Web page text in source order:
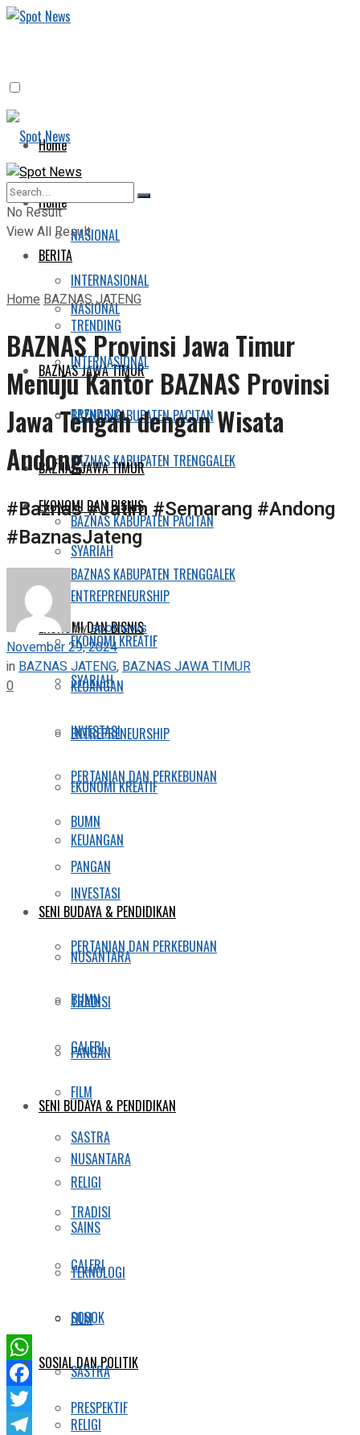
Home
BERITA
NASIONAL
INTERNASIONAL
TRENDING
BAZNAS JAWA TIMUR
BAZNAS KABUPATEN PACITAN
BAZNAS KABUPATEN TRENGGALEK
EKONOMI DAN BISNIS
SYARIAH
ENTREPRENEURSHIP
EKONOMI KREATIF
KEUANGAN
INVESTASI
PERTANIAN DAN PERKEBUNAN
BUMN
PANGAN
SENI BUDAYA & PENDIDIKAN
NUSANTARA
TRADISI
GALERI
FILM
SASTRA
RELIGI
SAINS
TEKNOLOGI
SOSOK
SOSIAL DAN POLITIK
PRESPEKTIF
Home
BERITA
NASIONAL
INTERNASIONAL
TRENDING
BAZNAS JAWA TIMUR
BAZNAS KABUPATEN PACITAN
BAZNAS KABUPATEN TRENGGALEK
EKONOMI DAN BISNIS
SYARIAH
ENTREPRENEURSHIP
EKONOMI KREATIF
KEUANGAN
INVESTASI
PERTANIAN DAN PERKEBUNAN
BUMN
PANGAN
SENI BUDAYA & PENDIDIKAN
NUSANTARA
TRADISI
GALERI
FILM
SASTRA
RELIGI
No Result
View All Result
HomeBAZNAS JATENG
BAZNAS Provinsi Jawa Timur
Menuju Kantor BAZNAS Provinsi
Jawa Tengah dengan Wisata
Andong
#Baznas #Jatim #Semarang #Andong
#BaznasJateng
byspotnews
November 29, 2024
in BAZNAS JATENG, BAZNAS JAWA TIMUR
0
WhatsApp
Facebook
Twitter